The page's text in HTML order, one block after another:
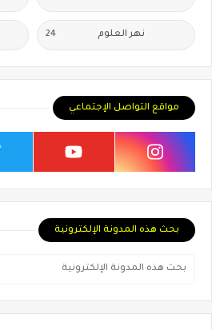
نهر العلوم 24
مواقع التواصل الإجتماعي
بحث هذه المدونة الإلكترونية